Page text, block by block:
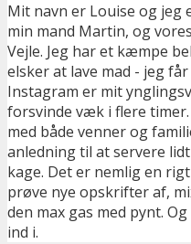
Mit navn er Louise og jeg
min mand Martin, og
Vejle. Jeg har et kæmpe
elsker at lave mad - jeg
Instagram er mit
forsvinde væk i flere
med både venner og
anledning til at servere
kage. Det er nemlig en
prøve nye opskrifter af,
den max gas med pynt.
ind i.